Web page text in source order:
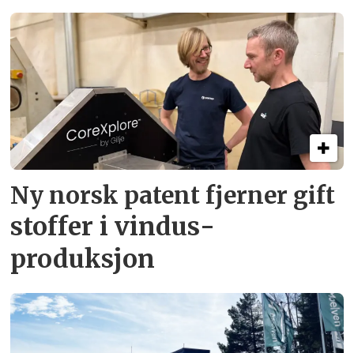
Ny norsk patent fjerner gift­
stoffer i vindus­
produksjon